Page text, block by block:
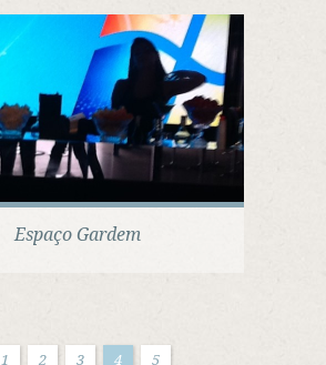
Espaço Gardem
1 2 3 4 5